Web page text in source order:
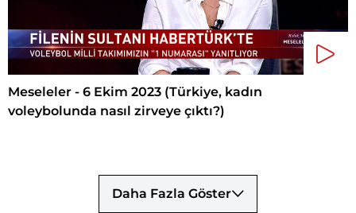
Meseleler - 6 Ekim 2023 (Türkiye, kadın
voleybolunda nasıl zirveye çıktı?)
Daha Fazla Göster